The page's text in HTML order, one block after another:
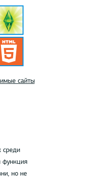
сайты
среди
функция
но не